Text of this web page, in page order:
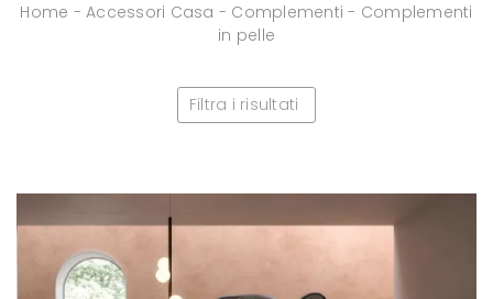
Home -Accessori Casa - Complementi - Complementi
in pelle
Filtra i risultati